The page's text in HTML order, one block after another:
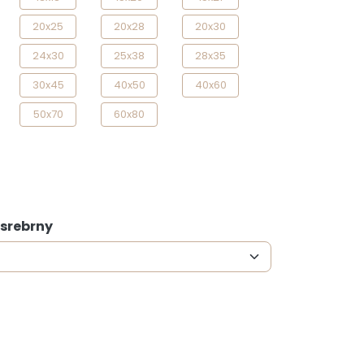
20x25 20x28
20x30
24x30 25x38
28x35
30x45 40x50
40x60
50x70 60x80